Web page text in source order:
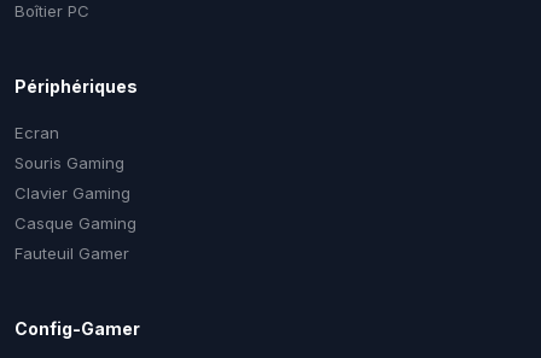
Boîtier PC
Périphériques
Ecran
Souris Gaming
Clavier Gaming
Casque Gaming
Fauteuil Gamer
Config-Gamer